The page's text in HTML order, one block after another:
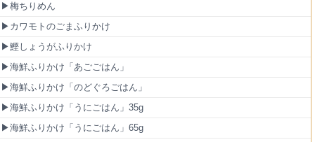
▶梅ちりめん
▶カワモトのごまふりかけ
▶鰹しょうがふりかけ
▶海鮮ふりかけ「あごごはん」
▶海鮮ふりかけ「のどぐろごはん」
▶海鮮ふりかけ「うにごはん」35g
▶海鮮ふりかけ「うにごはん」65g